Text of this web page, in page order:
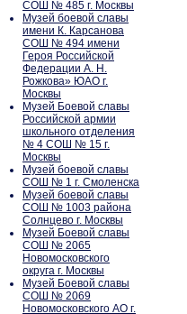
СОШ № 485 г. Москвы
Музей боевой славы
имени К. Карсанова
СОШ № 494 имени
Героя Российской
Федерации А. Н.
Рожкова» ЮАО г.
Москвы
Музей Боевой славы
Российской армии
школьного отделения
№ 4 СОШ № 15 г.
Москвы
Музей боевой славы
СОШ № 1 г. Смоленска
Музей боевой славы
СОШ № 1003 района
Солнцево г. Москвы
Музей Боевой славы
СОШ № 2065
Новомосковского
округа г. Москвы
Музей Боевой славы
СОШ № 2069
Новомосковского АО г.